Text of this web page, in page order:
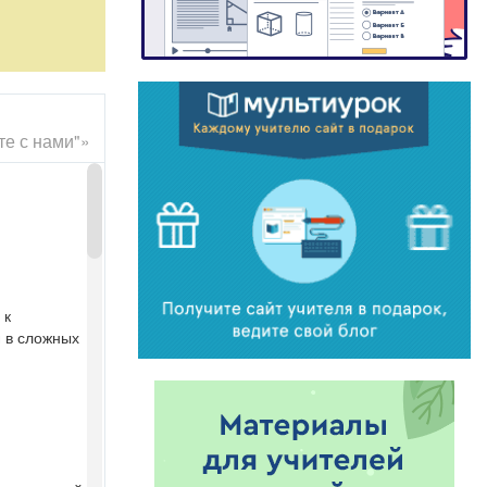
в
о
сидеть
с нами"»
в сложных